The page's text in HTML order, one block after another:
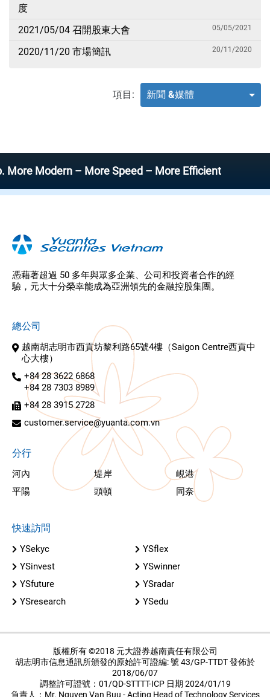
度
2021/05/04 召開股東大會 05/05/2021
2020/11/20 市場簡訊 20/11/2020
項目: 新聞 &媒體
– More Speed – More Efficient
憑藉著超過 50 多年與眾多企業、公司和投資者合作的經
驗，元大十分榮幸能成為亞洲領先的金融控股集團。
總公司
越南胡志明市西貢坊黎利路65號4樓（Saigon Centre西貢中
心大樓）
+84 28 3622 6868
+84 28 7303 8989
+84 28 3915 2728
customer.service@yuanta.com.vn
分行
河內 堤岸
峴港
平陽
頭頓 同奈
快速訪問
YSekyc
YSflex
YSinvest
YSwinner
YSfuture
YSradar
YSresearch
YSedu
版權所有 ©2018 元大證券越南責任有限公司
胡志明市信息通訊所頒發的原始許可證編: 號 43/GP-TTDT 發佈於
2018/06/07
調整許可證號：01/QD-STTTT-ICP 日期 2024/01/19
負責人：Mr. Nguyen Van Buu - Acting Head of Technology Services